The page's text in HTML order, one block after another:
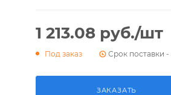
1 213.08 руб./шт
Под заказ Срок поставки -
ЗАКАЗАТЬ